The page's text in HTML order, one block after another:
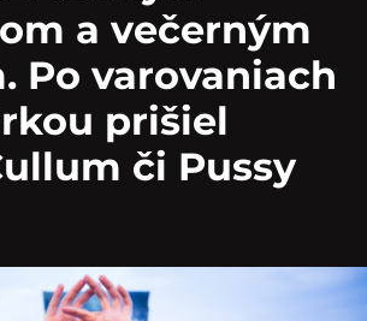
a večerným
Po varovaniach
prišiel
či Pussy